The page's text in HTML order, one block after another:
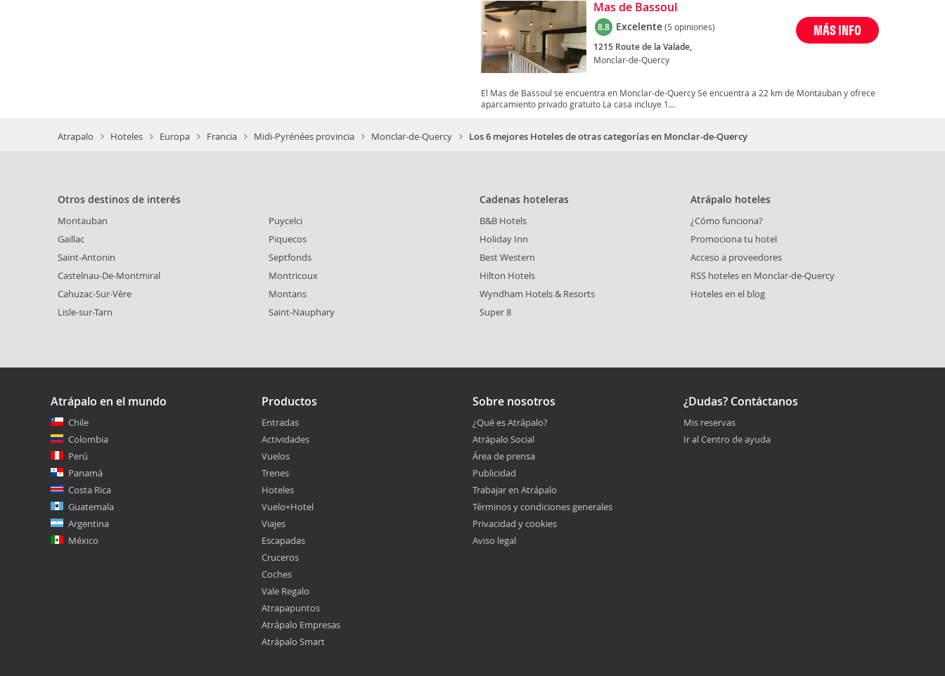
Mas de Bassoul
8.8 Excelente(5 opiniones)
1215 Route de la Valade,
Monclar-de-Quercy
MÁS INFO
El Mas de Bassoul se encuentra en Monclar-de-Quercy Se encuentra a 22 km de Montauban y ofrece
aparcamiento privado gratuito La casa incluye 1...
Atrapalo Hoteles Europa Francia Midi-Pyrénées provincia Monclar-de-Quercy Los 6 mejores Hoteles de otras categorías en Monclar-de-Quercy
Otros destinos de interés
Montauban
Gaillac
Saint-Antonin
Castelnau-De-Montmiral
Cahuzac-Sur-Vère
Lisle-sur-Tarn
Puycelci
Piquecos
Septfonds
Montricoux
Montans
Saint-Nauphary
Cadenas hoteleras
B&B Hotels
Holiday Inn
Best Western
Hilton Hotels
Wyndham Hotels & Resorts
Super 8
Atrápalo hoteles
¿Cómo funciona?
Promociona tu hotel
Acceso a proveedores
RSS hoteles en Monclar-de-Quercy
Hoteles en el blog
Atrápalo en el mundo
Chile
Colombia
Perú
Panamá
Costa Rica
Guatemala
Argentina
México
Productos
Entradas
Actividades
Vuelos
Trenes
Hoteles
Vuelo+Hotel
Viajes
Escapadas
Cruceros
Coches
Vale Regalo
Atrapapuntos
Atrápalo Empresas
Atrápalo Smart
Sobre nosotros
¿Qué es Atrápalo?
Atrápalo Social
Área de prensa
Publicidad
Trabajar en Atrápalo
Términos y condiciones generales
Privacidad y cookies
Aviso legal
¿Dudas? Contáctanos
Mis reservas
Ir al Centro de ayuda